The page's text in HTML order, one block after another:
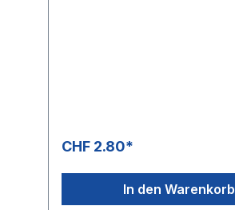
CHF 2.80*
In den Warenkorb